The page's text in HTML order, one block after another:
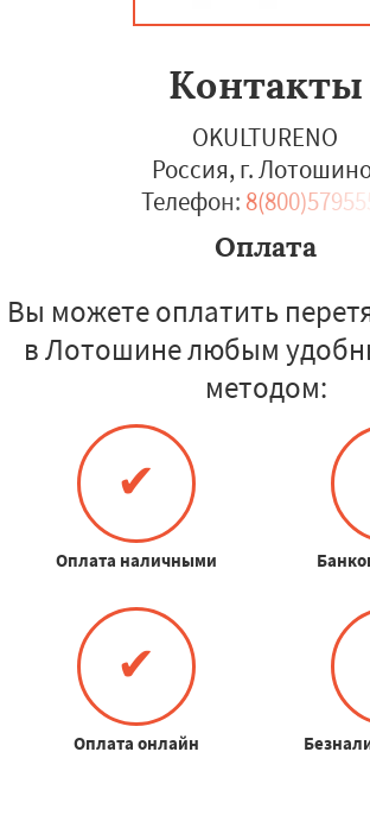
Контакты
OKULTURENO
Россия, г.
Телефон:
Оплата
Вы можете оплатить
в Лотошине любым
методом:
✔
Оплата наличными
✔
Оплата онлайн